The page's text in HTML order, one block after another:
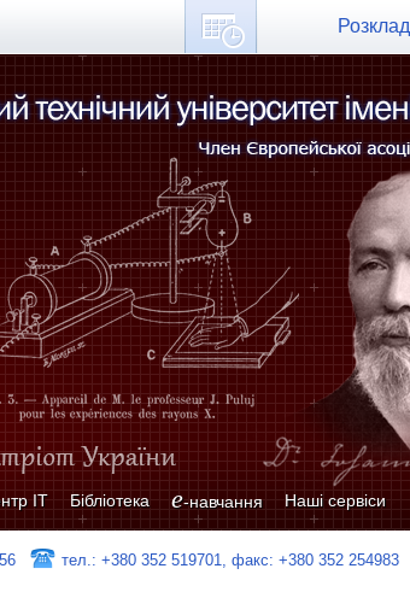
Розклад
ІТ Бібліотека e-навчання Наші сервіси
тел.: +380 352 519701, факс: +380 352 254983